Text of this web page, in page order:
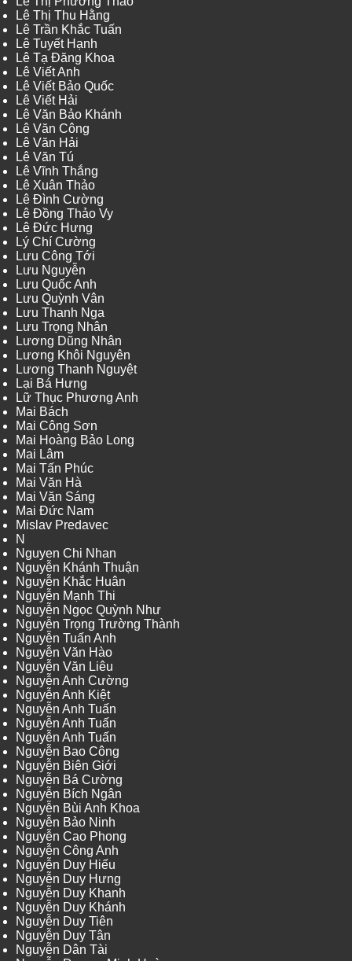
Lê Thị Thu Hằng
Lê Trần Khắc Tuấn
Lê Tuyết Hạnh
Lê Tạ Đăng Khoa
Lê Viết Anh
Lê Viết Bảo Quốc
Lê Viết Hải
Lê Văn Bảo Khánh
Lê Văn Công
Lê Văn Hải
Lê Văn Tú
Lê Vĩnh Thắng
Lê Xuân Thảo
Lê Đình Cường
Lê Đồng Thảo Vy
Lê Đức Hưng
Lý Chí Cường
Lưu Công Tới
Lưu Nguyễn
Lưu Quốc Anh
Lưu Quỳnh Vân
Lưu Thanh Nga
Lưu Trọng Nhân
Lương Dũng Nhân
Lương Khôi Nguyên
Lương Thanh Nguyệt
Lại Bá Hưng
Lữ Thục Phương Anh
Mai Bách
Mai Công Sơn
Mai Hoàng Bảo Long
Mai Lâm
Mai Tấn Phúc
Mai Văn Hà
Mai Văn Sáng
Mai Đức Nam
Mislav Predavec
N
Nguyen Chi Nhan
Nguyễn Khánh Thuận
Nguyễn Khắc Huân
Nguyễn Mạnh Thi
Nguyễn Ngọc Quỳnh Như
Nguyễn Trọng Trường Thành
Nguyễn Tuấn Anh
Nguyễn Văn Hào
Nguyễn Văn Liêu
Nguyễn Anh Cường
Nguyễn Anh Kiệt
Nguyễn Anh Tuấn
Nguyễn Anh Tuấn
Nguyễn Anh Tuấn
Nguyễn Bao Công
Nguyễn Biên Giới
Nguyễn Bá Cường
Nguyễn Bích Ngân
Nguyễn Bùi Anh Khoa
Nguyễn Bảo Ninh
Nguyễn Cao Phong
Nguyễn Công Anh
Nguyễn Duy Hiếu
Nguyễn Duy Hưng
Nguyễn Duy Khanh
Nguyễn Duy Khánh
Nguyễn Duy Tiên
Nguyễn Duy Tân
Nguyễn Dân Tài